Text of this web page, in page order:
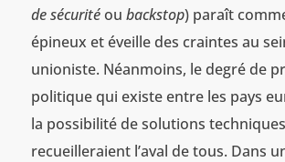
de sécuritéou backstop) paraît
épineux et éveille des craintes au
unioniste. Néanmoins, le degré de
politique qui existe entre les pays
la possibilité de solutions
recueilleraient l’aval de tous. Dans